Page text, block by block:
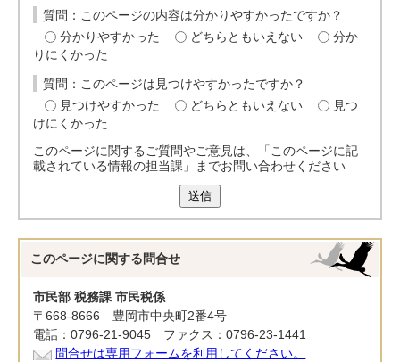
質問：このページの内容は分かりやすかったですか？
分かりやすかった
どちらともいえない
分か
りにくかった
質問：このページは見つけやすかったですか？
見つけやすかった
どちらともいえない
見つ
けにくかった
このページに関するご質問やご意見は、「このページに記
載されている情報の担当課」までお問い合わせください
送信
このページに関する 問合せ
市民部 税務課 市民税係
〒668-8666 豊岡市中央町2番4号
電話：0796-21-9045 ファクス：0796-23-1441
問合せは専用フォームを利用してください。